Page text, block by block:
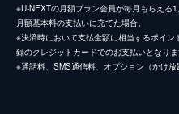
※U-NEXTの月額プラン会員が毎月もらえ
月額基本料の支払いに充てた場合。
※決済時において支払金額に相当するポイ
録のクレジットカードでのお支払いとなりま
※通話料、SMS通信料、オプション（かけ放